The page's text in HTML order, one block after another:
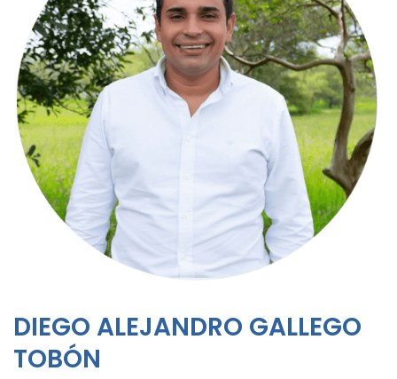
DIEGO ALEJANDRO GALLEGO
TOBÓN